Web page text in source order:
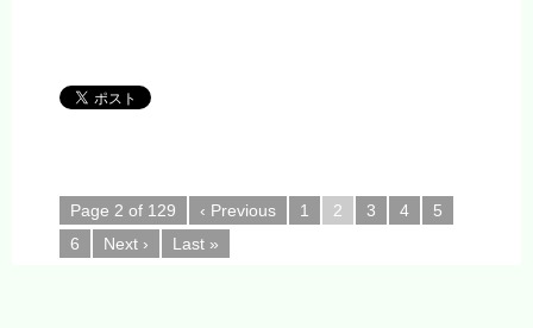
Page 2 of 129 ‹ Previous 1 2 3 4
5
6
Next › Last »